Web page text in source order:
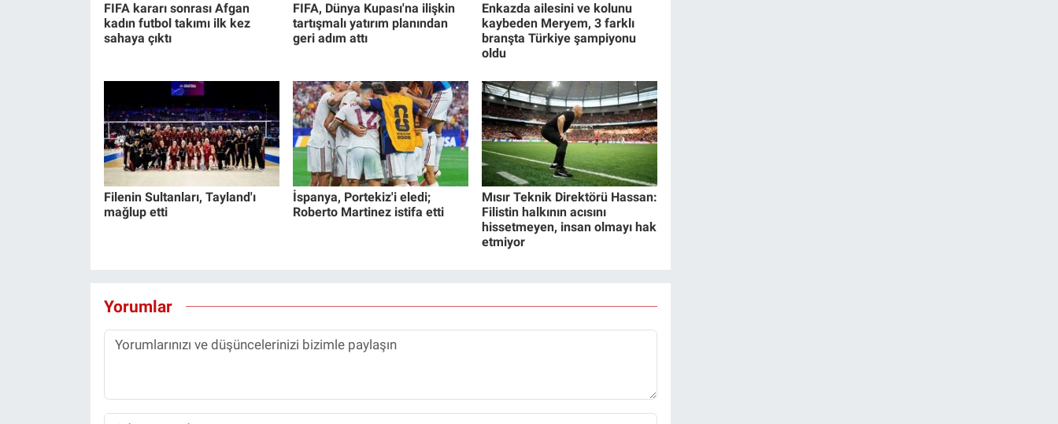
FIFA kararı sonrası Afgan
kadın futbol takımı ilk kez
sahaya çıktı
FIFA, Dünya Kupası'na ilişkin
tartışmalı yatırım planından
geri adım attı
Enkazda ailesini ve kolunu
kaybeden Meryem, 3 farklı
branşta Türkiye şampiyonu
oldu
Filenin Sultanları, Tayland'ı
mağlup etti
İspanya, Portekiz'i eledi;
Roberto Martinez istifa etti
Mısır Teknik Direktörü Hassan:
Filistin halkının acısını
hissetmeyen, insan olmayı hak
etmiyor
Yorumlar